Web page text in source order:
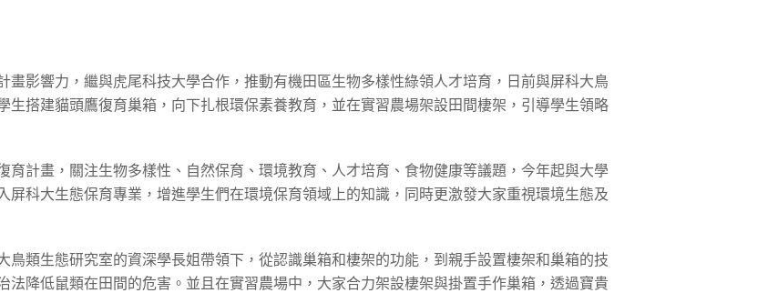
畫影響力，繼與虎尾科技大學合作，推動有機田區生物多樣性綠領人才培育，日前與屏科大鳥
生搭建貓頭鷹復育巢箱，向下扎根環保素養教育，並在實習農場架設田間棲架，引導學生領略
育計畫，關注生物多樣性、自然保育、環境教育、人才培育、食物健康等議題，今年起與大學
屏科大生態保育專業，增進學生們在環境保育領域上的知識，同時更激發大家重視環境生態及
鳥類生態研究室的資深學長姐帶領下，從認識巢箱和棲架的功能，到親手設置棲架和巢箱的技
法降低鼠類在田間的危害。並且在實習農場中，大家合力架設棲架與掛置手作巢箱，透過寶貴